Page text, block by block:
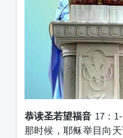
恭读圣若望福音17：1-
那时候，耶稣举目向